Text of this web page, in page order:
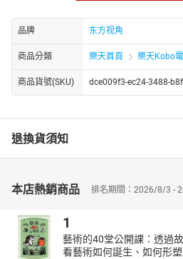
出版著作《化学氧吧》《人生氧吧》
为志愿者参加援疆支教，事迹在《现
志、《山东援疆教师通讯》《现代教
刊登，事迹在《印象中国》中的“感动
达45分钟。在东北电力大学外国语学
品牌 东方视角
商品分類 樂天首頁 樂天Kobo
商品貨號(SKU) dce009f3-ec24-3488-
退換貨須知
本店熱銷商品 排名期間：2026/8/3 -
1
藝術的40堂公開課：透過
看藝術如何誕生、如何形塑